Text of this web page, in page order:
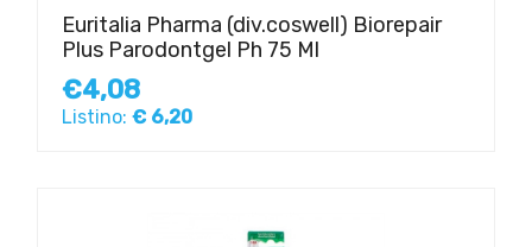
Euritalia Pharma (div.coswell) Biorepair
Plus Parodontgel Ph 75 Ml
€4,08
Listino: € 6,20